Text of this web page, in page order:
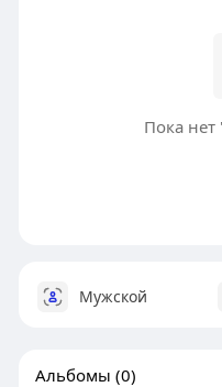
Пока
Мужской
Альбомы (0)